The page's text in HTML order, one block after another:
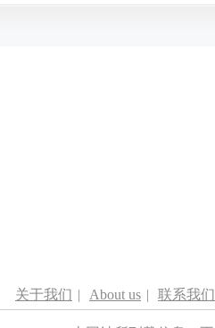
关于我们 | About us | 联系我们